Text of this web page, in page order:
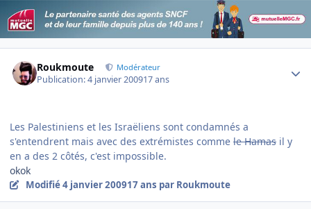
Roukmoute Modérateur
Publication:4 janvier 200917 ans
Les Palestiniens et les Israëliens sont condamnés a
s'entendrent mais avec des extrémistes comme le Hamas il y
en a des 2 côtés, c'est impossible.
okok
Modifié4 janvier 200917 ans par Roukmoute